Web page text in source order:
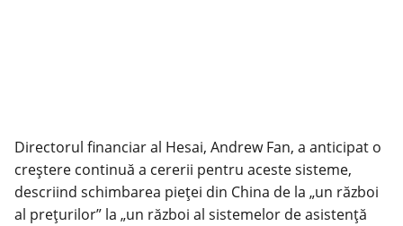
Directorul financiar al Hesai, Andrew Fan, a anticipat o
creștere continuă a cererii pentru aceste sisteme,
descriind schimbarea pieței din China de la „un război
al prețurilor” la „un război al sistemelor de asistență